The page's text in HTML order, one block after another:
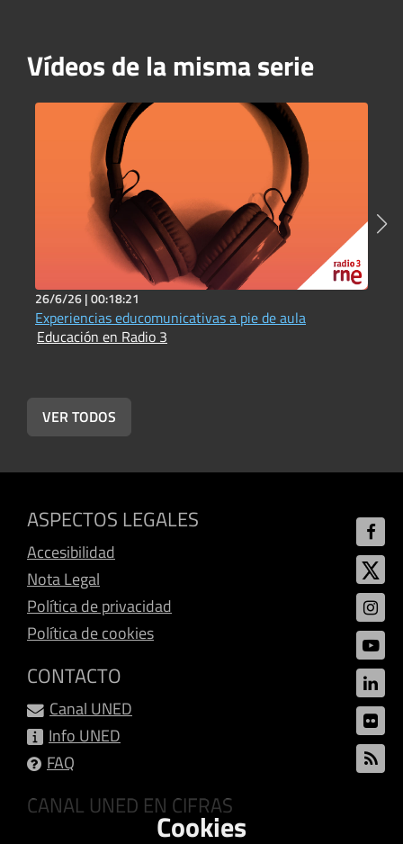
Vídeos de la misma serie
26/6/26 |00:18:21
Experiencias educomunicativas a pie de aula
Educación en Radio 3
VER TODOS
ASPECTOS LEGALES
Accesibilidad
Nota Legal
Política de privacidad
Política de cookies
CONTACTO
Canal UNED
Info UNED
FAQ
CANAL UNED EN CIFRAS
Cookies